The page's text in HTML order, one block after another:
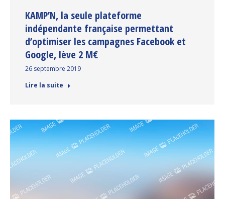
KAMP’N, la seule plateforme
indépendante française permettant
d’optimiser les campagnes Facebook et
Google, lève 2 M€
26 septembre 2019
Lire la suite